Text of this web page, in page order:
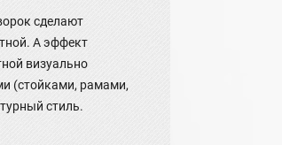
сделают
А эффект
визуально
(стойками, рамами,
стиль.